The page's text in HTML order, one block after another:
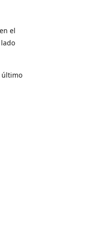
el
último